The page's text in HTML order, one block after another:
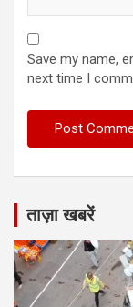
Save my name,
next time I
ताज़ा खबरें